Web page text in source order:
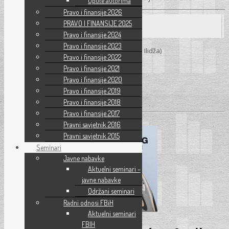
21. 05. 2026.
– Sarajevo (Hotel „Hollywood” – Ilidža)
09:30h
Pročitaj više→
Pravo i finansije 2026
PRAVO I FINANSIJE 2025
Pravo i finansije 2024
Pravo i finansije 2023
Pravo i finansije 2022
Pravo i finansije 2021
Pravo i finansije 2020
Pravo i finansije 2019
Pravo i finansije 2018
Pravo i finansije 2017
Pravni savjetnik 2016
Pravni savjetnik 2015
Seminari
Javne nabavke
Aktuelni seminari –
javne nabavke
Održani seminari
Radni odnosi FBiH
Aktuelni seminari
FBIH